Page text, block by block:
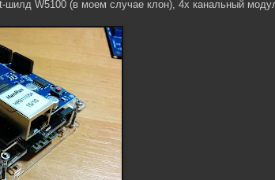
шилд W5100 (в моем случае клон), 4х канальный